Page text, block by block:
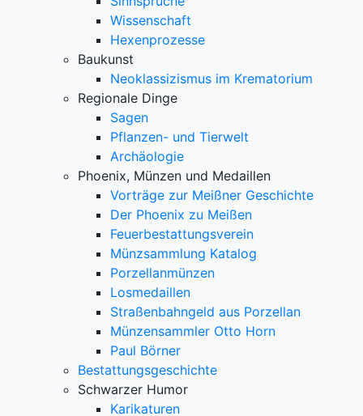
Wissenschaft
Hexenprozesse
Baukunst
Neoklassizismus im Krematorium
Regionale Dinge
Sagen
Pflanzen- und Tierwelt
Archäologie
Phoenix, Münzen und Medaillen
Vorträge zur Meißner Geschichte
Der Phoenix zu Meißen
Feuerbestattungsverein
Münzsammlung Katalog
Porzellanmünzen
Losmedaillen
Straßenbahngeld aus Porzellan
Münzensammler Otto Horn
Paul Börner
Bestattungsgeschichte
Schwarzer Humor
Karikaturen